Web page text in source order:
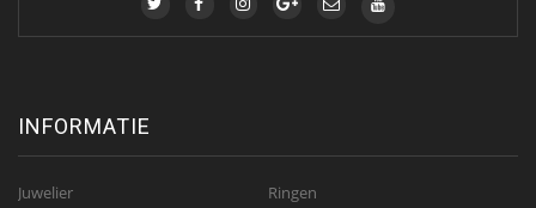
INFORMATIE
Juwelier
Ringen